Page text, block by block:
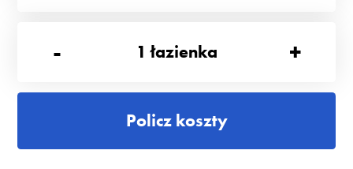
- 1 łazienka +
Policz koszty